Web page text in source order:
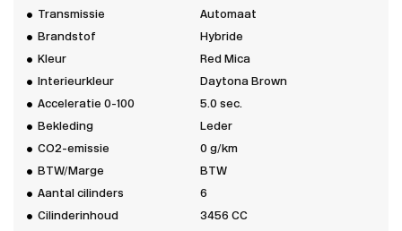
Transmissie
Automaat
Brandstof
Hybride
Kleur
Red Mica
Interieurkleur
Daytona Brown
Acceleratie 0-100
5.0 sec.
Bekleding
Leder
CO2-emissie
0 g/km
BTW/Marge
BTW
Aantal cilinders
6
Cilinderinhoud
3456 CC